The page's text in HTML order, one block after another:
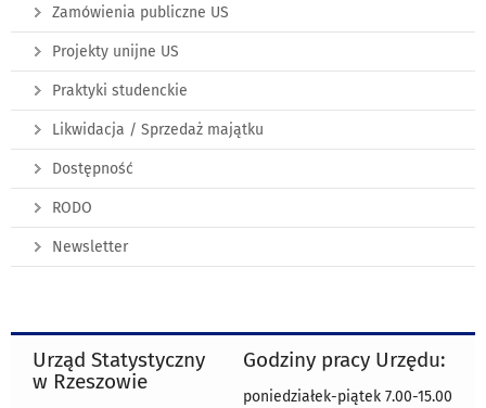
Zamówienia publiczne US
Projekty unijne US
Praktyki studenckie
Likwidacja / Sprzedaż majątku
Dostępność
RODO
Newsletter
Urząd Statystyczny
w Rzeszowie
Godziny pracy Urzędu:
poniedziałek-piątek 7.00-15.00